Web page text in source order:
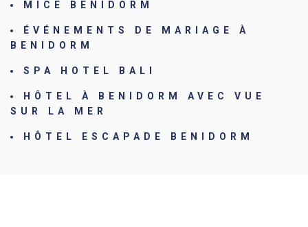
MICE BENIDORM
ÉVÉNEMENTS DE MARIAGE À
BENIDORM
SPA HOTEL BALI
HÔTEL À BENIDORM AVEC VUE
SUR LA MER
HÔTEL ESCAPADE BENIDORM